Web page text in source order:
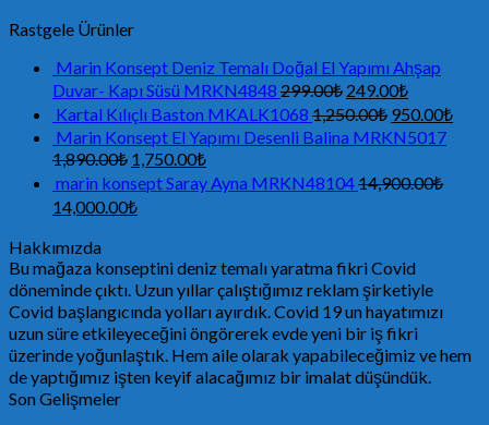
Rastgele Ürünler
Marin Konsept Deniz Temalı Doğal El Yapımı Ahşap
Duvar- Kapı Süsü MRKN4848 299.00₺ 249.00₺
Kartal Kılıçlı Baston MKALK1068 1,250.00₺ 950.00₺
Marin Konsept El Yapımı Desenli Balina MRKN5017
1,890.00₺ 1,750.00₺
marin konsept Saray Ayna MRKN4810414,900.00₺
14,000.00₺
Hakkımızda
Bu mağaza konseptini deniz temalı yaratma fikri Covid
döneminde çıktı. Uzun yıllar çalıştığımız reklam şirketiyle
Covid başlangıcında yolları ayırdık. Covid 19 un hayatımızı
uzun süre etkileyeceğini öngörerek evde yeni bir iş fikri
üzerinde yoğunlaştık. Hem aile olarak yapabileceğimiz ve hem
de yaptığımız işten keyif alacağımız bir imalat düşündük.
Son Gelişmeler